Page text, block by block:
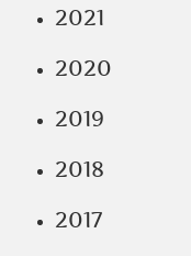
2021
2020
2019
2018
2017